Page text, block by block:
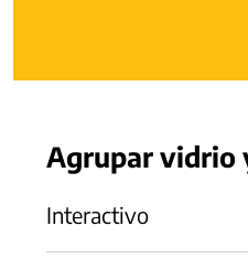
Agrupar vidrio
Interactivo